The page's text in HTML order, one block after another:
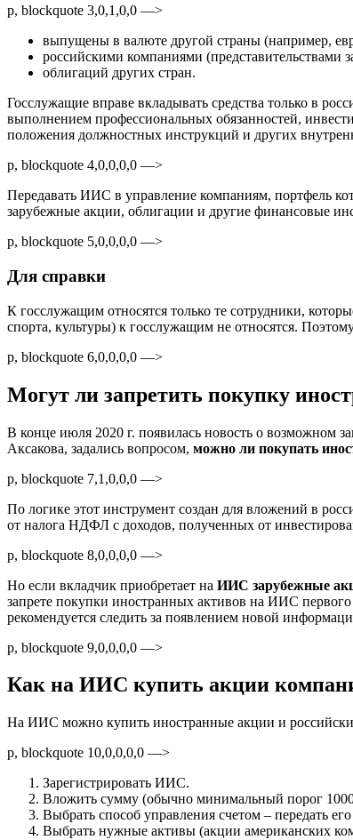
p, blockquote 3,0,1,0,0 —>
выпущены в валюте другой страны (например,
российскими компаниями (представительствами
облигаций других стран.
Госслужащие вправе вкладывать средства только в
выполнением профессиональных обязанностей,
положения должностных инструкций и других
p, blockquote 4,0,0,0,0 —>
Передавать ИИС в управление компаниям, портфель
зарубежные акции, облигации и другие финансовые
p, blockquote 5,0,0,0,0 —>
Для справки
К госслужащим относятся только те сотрудники,
спорта, культуры) к госслужащим не относятся.
p, blockquote 6,0,0,0,0 —>
Могут ли запретить покупку
В конце июля 2020 г. появилась новость о возможном
Аксакова, задались вопросом, можно ли покупать
p, blockquote 7,1,0,0,0 —>
По логике этот инструмент создан для вложений в
от налога НДФЛ с доходов, полученных от
p, blockquote 8,0,0,0,0 —>
Но если вкладчик приобретает на ИИС зарубежные
запрете покупки иностранных активов на ИИС
рекомендуется следить за появлением новой
p, blockquote 9,0,0,0,0 —>
Как на ИИС купить акции
На ИИС можно купить иностранные акции и
p, blockquote 10,0,0,0,0 —>
Зарегистрировать ИИС.
Вложить сумму (обычно минимальный порог
Выбрать способ управления счетом – передать
Выбрать нужные активы (акции американских